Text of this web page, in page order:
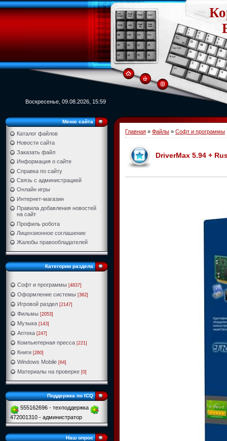
Воскресенье, 09.08.2026, 15:59
Меню сайта
Каталог файлов
Новости сайта
Заказать файл
Информация о сайте
Справка по сайту
Связь с администрацией
Онлайн игры
Интернет-магазин
Правила добавления новостей
на сайт
Профиль робота
Лицензионное соглашение
Жалобы правообладателей
Категории раздела
Софт и программы [4837]
Оформление системы [362]
Игровой раздел [2147]
Фильмы [2053]
Музыка [143]
Аптека [247]
Компьютерная пресса [221]
Книги [260]
Windows Mobile [64]
Материалы на проверке [0]
Поддержка по ICQ
555162696 - техподдержка
472001310 - администратор
Наш опрос
Главная » Файлы » Софт и программы
DriverMax 5.94 +